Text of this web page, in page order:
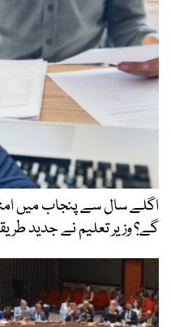
اگلے سال سے پنجاب میں
گے؟ وزیر تعلیم نے جدید